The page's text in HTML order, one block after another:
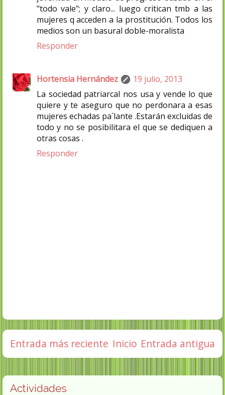
"todo vale"; y claro... luego critican tmb a las
mujeres q acceden a la prostitución. Todos los
medios son un basural doble-moralista
Responder
Hortensia Hernández
19 julio, 2013
La sociedad patriarcal nos usa y vende lo que
quiere y te aseguro que no perdonara a esas
mujeres echadas pa´lante .Estarán excluidas de
todo y no se posibilitara el que se dediquen a
otras cosas .
Responder
Entrada más reciente Entrada antigua
Inicio
Actividades